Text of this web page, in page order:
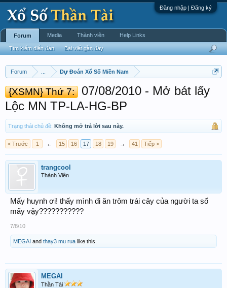
Đăng nhập | Đăng ký
Forum Dự Đoán Xổ Số Miền Nam
{XSMN} Thứ 7:
07/08/2010 - Mở bát lấy
Lộc MN TP-LA-HG-BP ‎
Trạng thái chủ đề: Không mở trả lời sau này.
< Trước 1 ← 15 16 17 18 19 → 41 Tiếp >
trangcool
Thành Viên
Mấy huynh ơi! thấy mình đi ăn trôm trái cây của người ta số
mấy vậy???????????
7/8/10
MEGAI and thay3 mu rua like this.
MEGAI
Thần Tài
Forum
Tìm kiếm diễn đàn Bài viết gần đây
Media Thành viên Help Links